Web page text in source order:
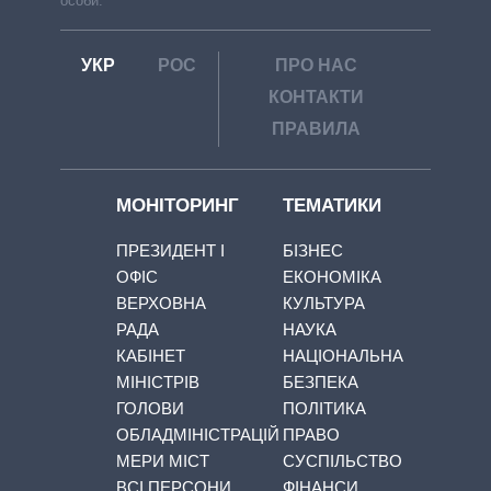
УКР РОС
ПРО НАС
КОНТАКТИ
ПРАВИЛА
МОНІТОРИНГ
ПРЕЗИДЕНТ І
ОФІС
ВЕРХОВНА
РАДА
КАБІНЕТ
МІНІСТРІВ
ГОЛОВИ
ОБЛАДМІНІСТРАЦІЙ
МЕРИ МІСТ
ВСІ ПЕРСОНИ
ТЕМАТИКИ
БІЗНЕС
ЕКОНОМІКА
КУЛЬТУРА
НАУКА
НАЦІОНАЛЬНА
БЕЗПЕКА
ПОЛІТИКА
ПРАВО
СУСПІЛЬСТВО
ФІНАНСИ